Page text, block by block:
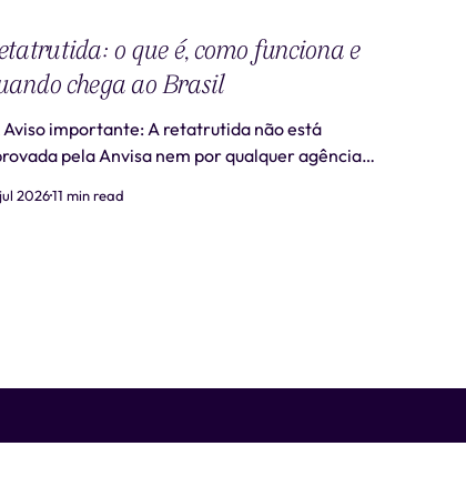
o que é, como funciona e
chega ao Brasil
importante: A retatrutida não está
pela Anvisa nem por qualquer agência
"retatrutida" fora de estudos clínicos
202611 min read